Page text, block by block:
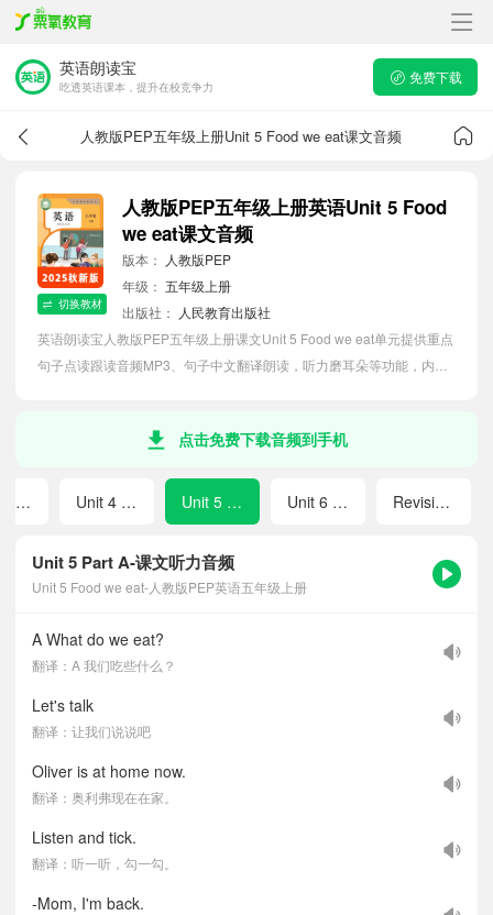
英语朗读宝
吃透英语课本，提升在校竞争力
免费下载
人教版PEP五年级上册Unit 5 Food we eat课文音频
切换教材
人教版PEP五年级上册英语Unit 5 Food
we eat课文音频
版本：
人教版PEP
年级： 五年级上册
出版社：
人民教育出版社
英语朗读宝人教版PEP五年级上册课文Unit 5 Food we eat单元提供重点
句子点读跟读音频MP3、句子中文翻译朗读，听力磨耳朵等功能，内容
点击免费下载音频到手机
Unit 5 Part A-课文听力音频
Unit 5 Food we eat-人教版PEP英语五年级上册
A What do we eat?
翻译：A 我们吃些什么？
Let's talk
翻译：让我们说说吧
Oliver is at home now.
翻译：奥利弗现在在家。
Listen and tick.
翻译：听一听，勾一勾。
-Mom, I'm back.
Unit 3 Work and play Unit 4 Healthy habits Unit 5 Food we eat Unit 6 Nature and us Revision New Year's party